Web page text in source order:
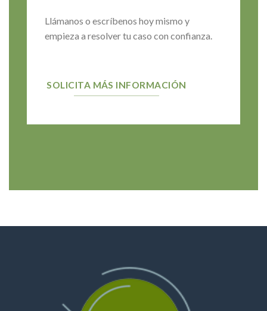
Llámanos o escríbenos hoy mismo y
empieza a resolver tu caso con confianza.
SOLICITA MÁS INFORMACIÓN